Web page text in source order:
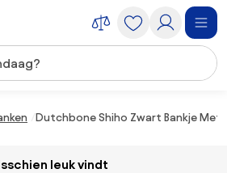
Dutchbone Shiho Zwart Bankje Met
leuk vindt